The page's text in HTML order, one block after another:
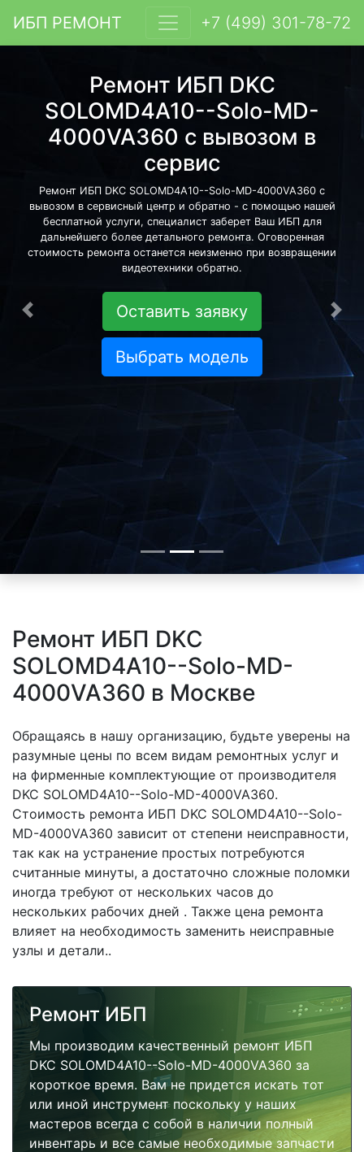
ИБП РЕМОНТ +7 (499) 301-78-72
Ремонт ИБП DKC
SOLOMD4A10--Solo-MD-
4000VA360 с вывозом в
сервис
Ремонт ИБП DKC SOLOMD4A10--Solo-MD-4000VA360 с
вывозом в сервисный центр и обратно - с помощью нашей
бесплатной услуги, специалист заберет Ваш ИБП для
дальнейшего более детального ремонта. Оговоренная
стоимость ремонта останется неизменно при возвращении
видеотехники обратно.
Оставить заявку
Выбрать модель
Предыдущая
Ремонт ИБП DKC
SOLOMD4A10--Solo-MD-
4000VA360 в Москве
Обращаясь в нашу организацию, будьте уверены на
разумные цены по всем видам ремонтных услуг и
на фирменные комплектующие от производителя
DKC SOLOMD4A10--Solo-MD-4000VA360.
Стоимость ремонта ИБП DKC SOLOMD4A10--Solo-
MD-4000VA360 зависит от степени неисправности,
так как на устранение простых потребуются
считанные минуты, а достаточно сложные поломки
иногда требуют от нескольких часов до
нескольких рабочих дней . Также цена ремонта
влияет на необходимость заменить неисправные
узлы и детали..
Ремонт ИБП
Мы производим качественный ремонт ИБП
DKC SOLOMD4A10--Solo-MD-4000VA360 за
короткое время. Вам не придется искать тот
или иной инструмент поскольку у наших
мастеров всегда с собой в наличии полный
инвентарь и все самые необходимые запчасти